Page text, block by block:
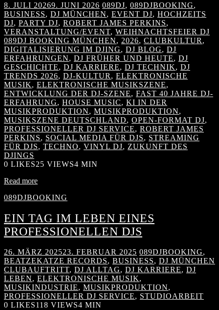
8. JULI 20269. JUNI 2026 089DJ, 089DJBOOKING,
BUSINESS, DJ MÜNCHEN, EVENT DJ, HOCHZEITS
DJ, PARTY DJ, ROBERT JAMES PERKINS,
VERANSTALTUNG/EVENT, WEIHNACHTSFEIER DJ
089DJ BOOKING MÜNCHEN, 2026, CLUBKULTUR ,
DIGITALISIERUNG IM DJING, DJ BLOG, DJ
ERFAHRUNGEN, DJ FRÜHER UND HEUTE, DJ
GESCHICHTE, DJ KARRIERE, DJ TECHNIK, DJ
TRENDS 2026, DJ-KULTUR , ELEKTRONISCHE
MUSIK, ELEKTRONISCHE MUSIKSZENE,
ENTWICKLUNG DER DJ-SZENE, FAST 40 JAHRE DJ-
ERFAHRUNG, HOUSE MUSIC, KI IN DER
MUSIKPRODUKTION, MUSIKPRODUKTION,
MUSIKSZENE DEUTSCHLAND, OPEN-FORMAT DJ,
PROFESSIONELLER DJ SERVICE, ROBERT JAMES
PERKINS, SOCIAL MEDIA FÜR DJS, STREAMING
FÜR DJS, TECHNO, VINYL DJ, ZUKUNFT DES
DJINGS
0 LIKES25 VIEWS4 MIN
Read more
089DJBOOKING
EIN TAG IM LEBEN EINES
PROFESSIONELLEN DJS
26. MÄRZ 202523. FEBRUAR 2025 089DJBOOKING,
BEATZEKATZE RECORDS, BUSINESS, DJ MÜNCHEN
CLUBAUFTRITT, DJ ALLTAG, DJ KARRIERE, DJ
LEBEN, ELEKTRONISCHE MUSIK,
MUSIKINDUSTRIE, MUSIKPRODUKTION,
PROFESSIONELLER DJ SERVICE, STUDIOARBEIT
0 LIKES118 VIEWS4 MIN